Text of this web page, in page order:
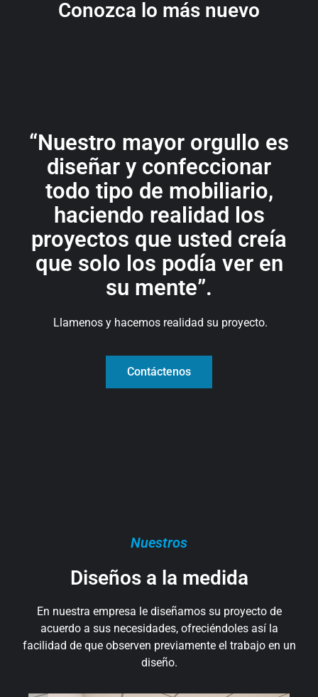
Conozca lo más nuevo
“Nuestro mayor orgullo es
diseñar y confeccionar
todo tipo de mobiliario,
haciendo realidad los
proyectos que usted creía
que solo los podía ver en
su mente”.
Llamenos y hacemos realidad su proyecto.
Contáctenos
Nuestros
Diseños a la medida
En nuestra empresa le diseñamos su proyecto de
acuerdo a sus necesidades, ofreciéndoles así la
facilidad de que observen previamente el trabajo en un
diseño.